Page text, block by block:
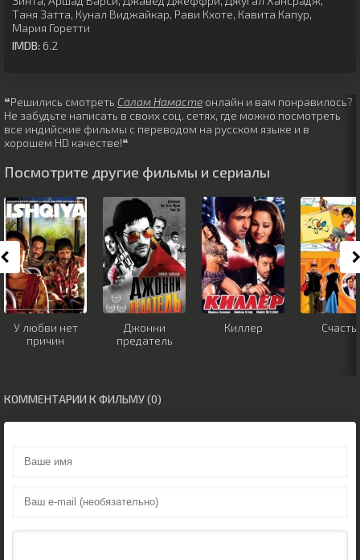
Таня Затта, Кунал Виджайкар, Рави Кхоте, Кавита Капур,
Мария Горетти
IMDB: 6.2
❝Решились смотреть Салам Намасте онлайн и вам понравилось?
Не забудьте написать в своих соц. сетях, где можно посмотреть
все индийские фильмы с переводом на русском языке и в
хорошем HD качестве!❝
Посмотрите другие фильмы и сериалы
У любви нет
причин
Джонни
предатель
Киллер
КОММЕНТАРИИ К ФИЛЬМУ (0)